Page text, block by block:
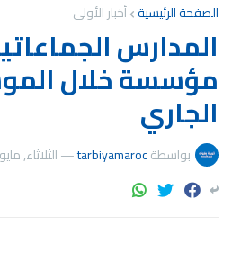
الصفحة الرئيسية أخبار الأولى
مؤسسة خلال
الجاري
بواسطةtarbiyamaroc
—الثلاثاء, مايو 31, 2022